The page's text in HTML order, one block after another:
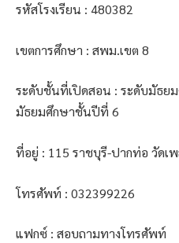
รหัสโรงเรียน : 480382
เขตการศึกษา : สพม.เขต 8
ระดับชั้นที่เปิดสอน : ระดับมัธย
มัธยมศึกษาชั้นปีที่ 6
ที่อยู่ : 115 ราชบุรี-ปากท่อ วัดเ
โทรศัพท์ : 032399226
แฟกซ์ : สอบถามทางโทรศัพท์